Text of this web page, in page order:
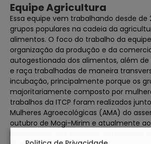
Equipe Agricultura
Essa equipe vem trabalhando desde
grupos populares na cadeia da
alimentos. O foco do trabalho da
organização da produção e da
autogestionada dos alimentos, além
e raça trabalhadas de maneira
incubação, principalmente porque os
majoritariamente composto por
trabalhos da ITCP foram realizados
Mulheres Agroecológicas (AMA) do
outubro de Mogi-Mirim e atualmente
Responsável das Mulheres Agricultoras